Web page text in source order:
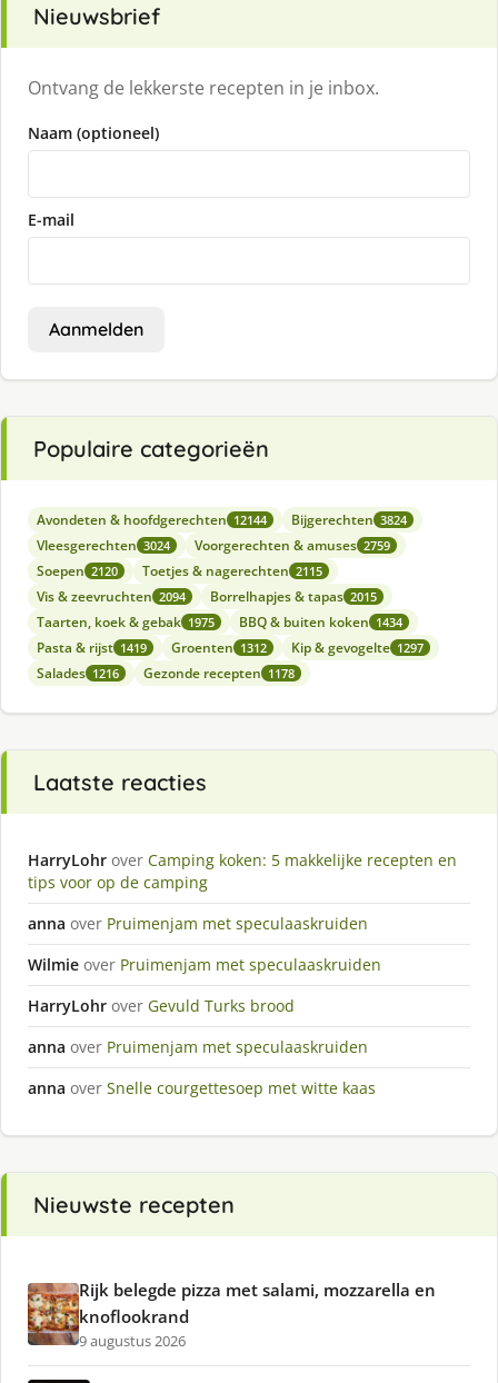
Nieuwsbrief
Ontvang de lekkerste recepten in je inbox.
Naam (optioneel)
E-mail
Aanmelden
Populaire categorieën
Avondeten & hoofdgerechten 12144 Bijgerechten 3824
Vleesgerechten 3024 Voorgerechten & amuses 2759
Soepen 2120 Toetjes & nagerechten 2115
Vis & zeevruchten 2094 Borrelhapjes & tapas 2015
Taarten, koek & gebak 1975 BBQ & buiten koken 1434
Pasta & rijst 1419 Groenten 1312 Kip & gevogelte 1297
Salades 1216 Gezonde recepten 1178
Laatste reacties
HarryLohr over Camping koken: 5 makkelijke recepten en
tips voor op de camping
anna over Pruimenjam met speculaaskruiden
Wilmie over Pruimenjam met speculaaskruiden
HarryLohr over Gevuld Turks brood
anna over Pruimenjam met speculaaskruiden
anna over Snelle courgettesoep met witte kaas
Nieuwste recepten
Rijk belegde pizza met salami, mozzarella en
knoflookrand
9 augustus 2026